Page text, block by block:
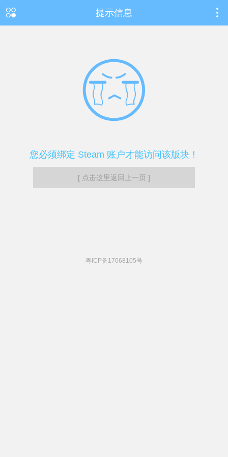
提示信息
您必须绑定 Steam 账户才能访问该版块！
[ 点击这里返回上一页 ]
粤ICP备17068105号